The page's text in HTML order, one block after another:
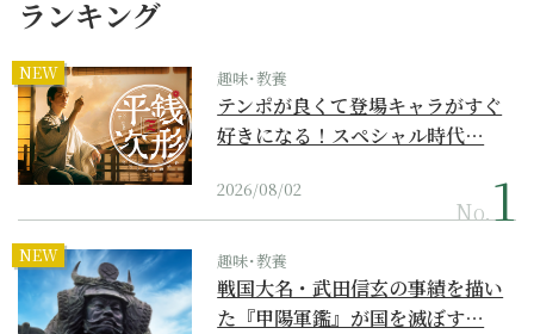
ランキング
NEW 趣味･教養
テンポが良くて登場キャラがすぐ
好きになる！スペシャル時代…
2026/08/02
No.
NEW 趣味･教養
戦国大名・武田信玄の事績を描い
た『甲陽軍鑑』が国を滅ぼす…